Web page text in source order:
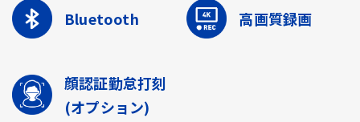
Bluetooth 高画質録画
顔認証勤怠打刻
(オプション)